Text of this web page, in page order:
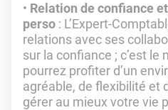
Relation de confiance
perso : L’Expert-
relations avec ses
sur la confiance ; c’est le
pourrez profiter d’un
agréable, de flexibilité et
gérer au mieux votre vie